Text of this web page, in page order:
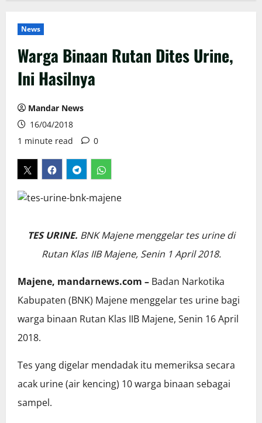
News
Warga Binaan Rutan Dites Urine,
Ini Hasilnya
Mandar News
16/04/2018
1 minute read
0
TES URINE. BNK Majene menggelar tes urine di
Rutan Klas IIB Majene, Senin 1 April 2018.
Majene, mandarnews.com – Badan Narkotika
Kabupaten (BNK) Majene menggelar tes urine bagi
warga binaan Rutan Klas IIB Majene, Senin 16 April
2018.
Tes yang digelar mendadak itu memeriksa secara
acak urine (air kencing) 10 warga binaan sebagai
sampel.